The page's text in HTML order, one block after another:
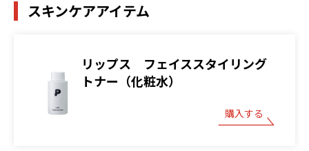
スキンケアアイテム
リップス フェイススタイリング
トナー（化粧水）
購入する